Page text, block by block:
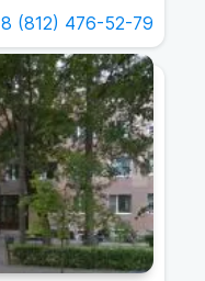
8 (812) 476-52-79